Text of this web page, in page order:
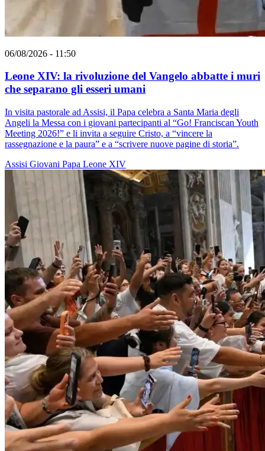
06/08/2026 - 11:50
Leone XIV: la rivoluzione del Vangelo abbatte i muri
che separano gli esseri umani
In visita pastorale ad Assisi, il Papa celebra a Santa Maria degli
Angeli la Messa con i giovani partecipanti al “Go! Franciscan Youth
Meeting 2026!” e li invita a seguire Cristo, a “vincere la
rassegnazione e la paura” e a “scrivere nuove pagine di storia”.
Assisi Giovani Papa Leone XIV